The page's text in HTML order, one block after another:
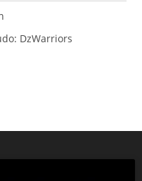
DzWarriors